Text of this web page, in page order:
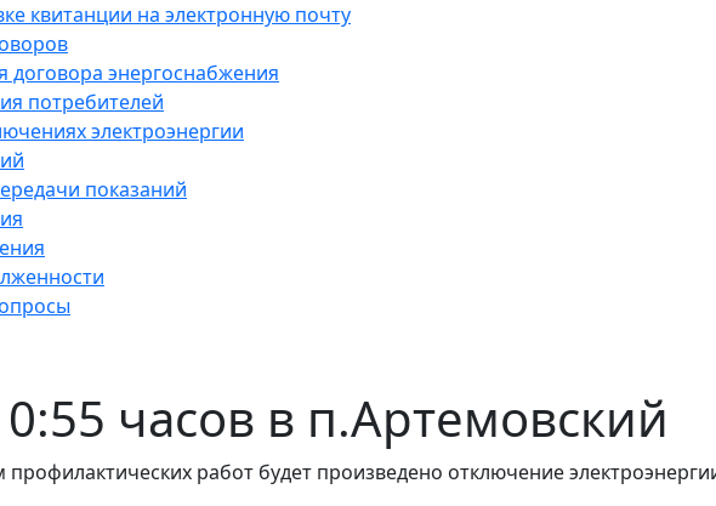
квитанции на электронную почту
договора энергоснабжения
потребителей
электроэнергии
показаний
часов в п.Артемовский
профилактических работ будет произведено отключение